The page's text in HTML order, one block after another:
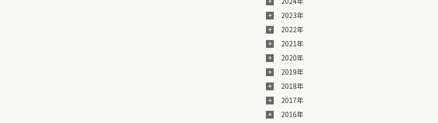
2023年
2022年
2021年
2020年
2019年
2018年
2017年
2016年